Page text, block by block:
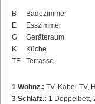
B
Badezimmer
E
Esszimmer
G
Geräteraum
K
Küche
TE
Terrasse
1 Wohnz.: TV, Kabel-TV,
3 Schlafz.: 1 Doppelbett,